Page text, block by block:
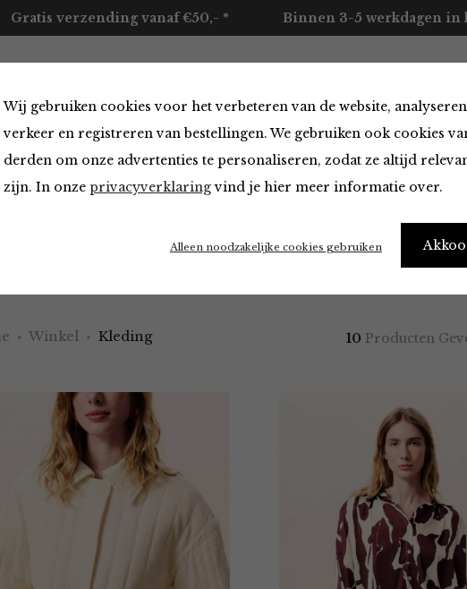
Wij gebruiken cookies voor het verbeteren van de website,
verkeer en registreren van bestellingen. We gebruiken ook cookies
derden om onze advertenties te personaliseren, zodat ze altijd
zijn. In onze privacyverklaringvind je hier meer informatie over.
Alleen noodzakelijke cookies gebruiken
Gratis verzending vanaf €50,- * Binnen 3-5 werkdagen in
Accessoires Merken Over ons Contact
need new clothes" – Me every morning
Winkel Kleding 10 Producten